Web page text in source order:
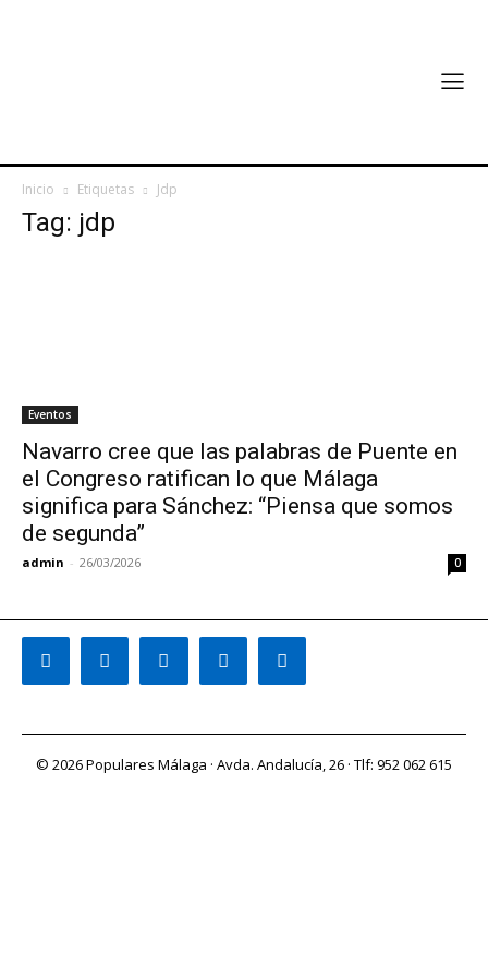
Inicio Etiquetas Jdp
Tag: jdp
Eventos
Navarro cree que las palabras de Puente en
el Congreso ratifican lo que Málaga
significa para Sánchez: “Piensa que somos
de segunda”
admin - 26/03/2026 0
© 2026 Populares Málaga · Avda. Andalucía, 26 · Tlf: 952 062 615